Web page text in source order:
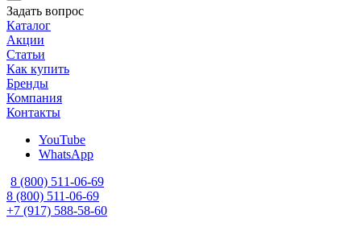
Задать вопрос
Каталог
Акции
Статьи
Как купить
Бренды
Компания
Контакты
YouTube
WhatsApp
8 (800) 511-06-69
8 (800) 511-06-69
+7 (917) 588-58-60